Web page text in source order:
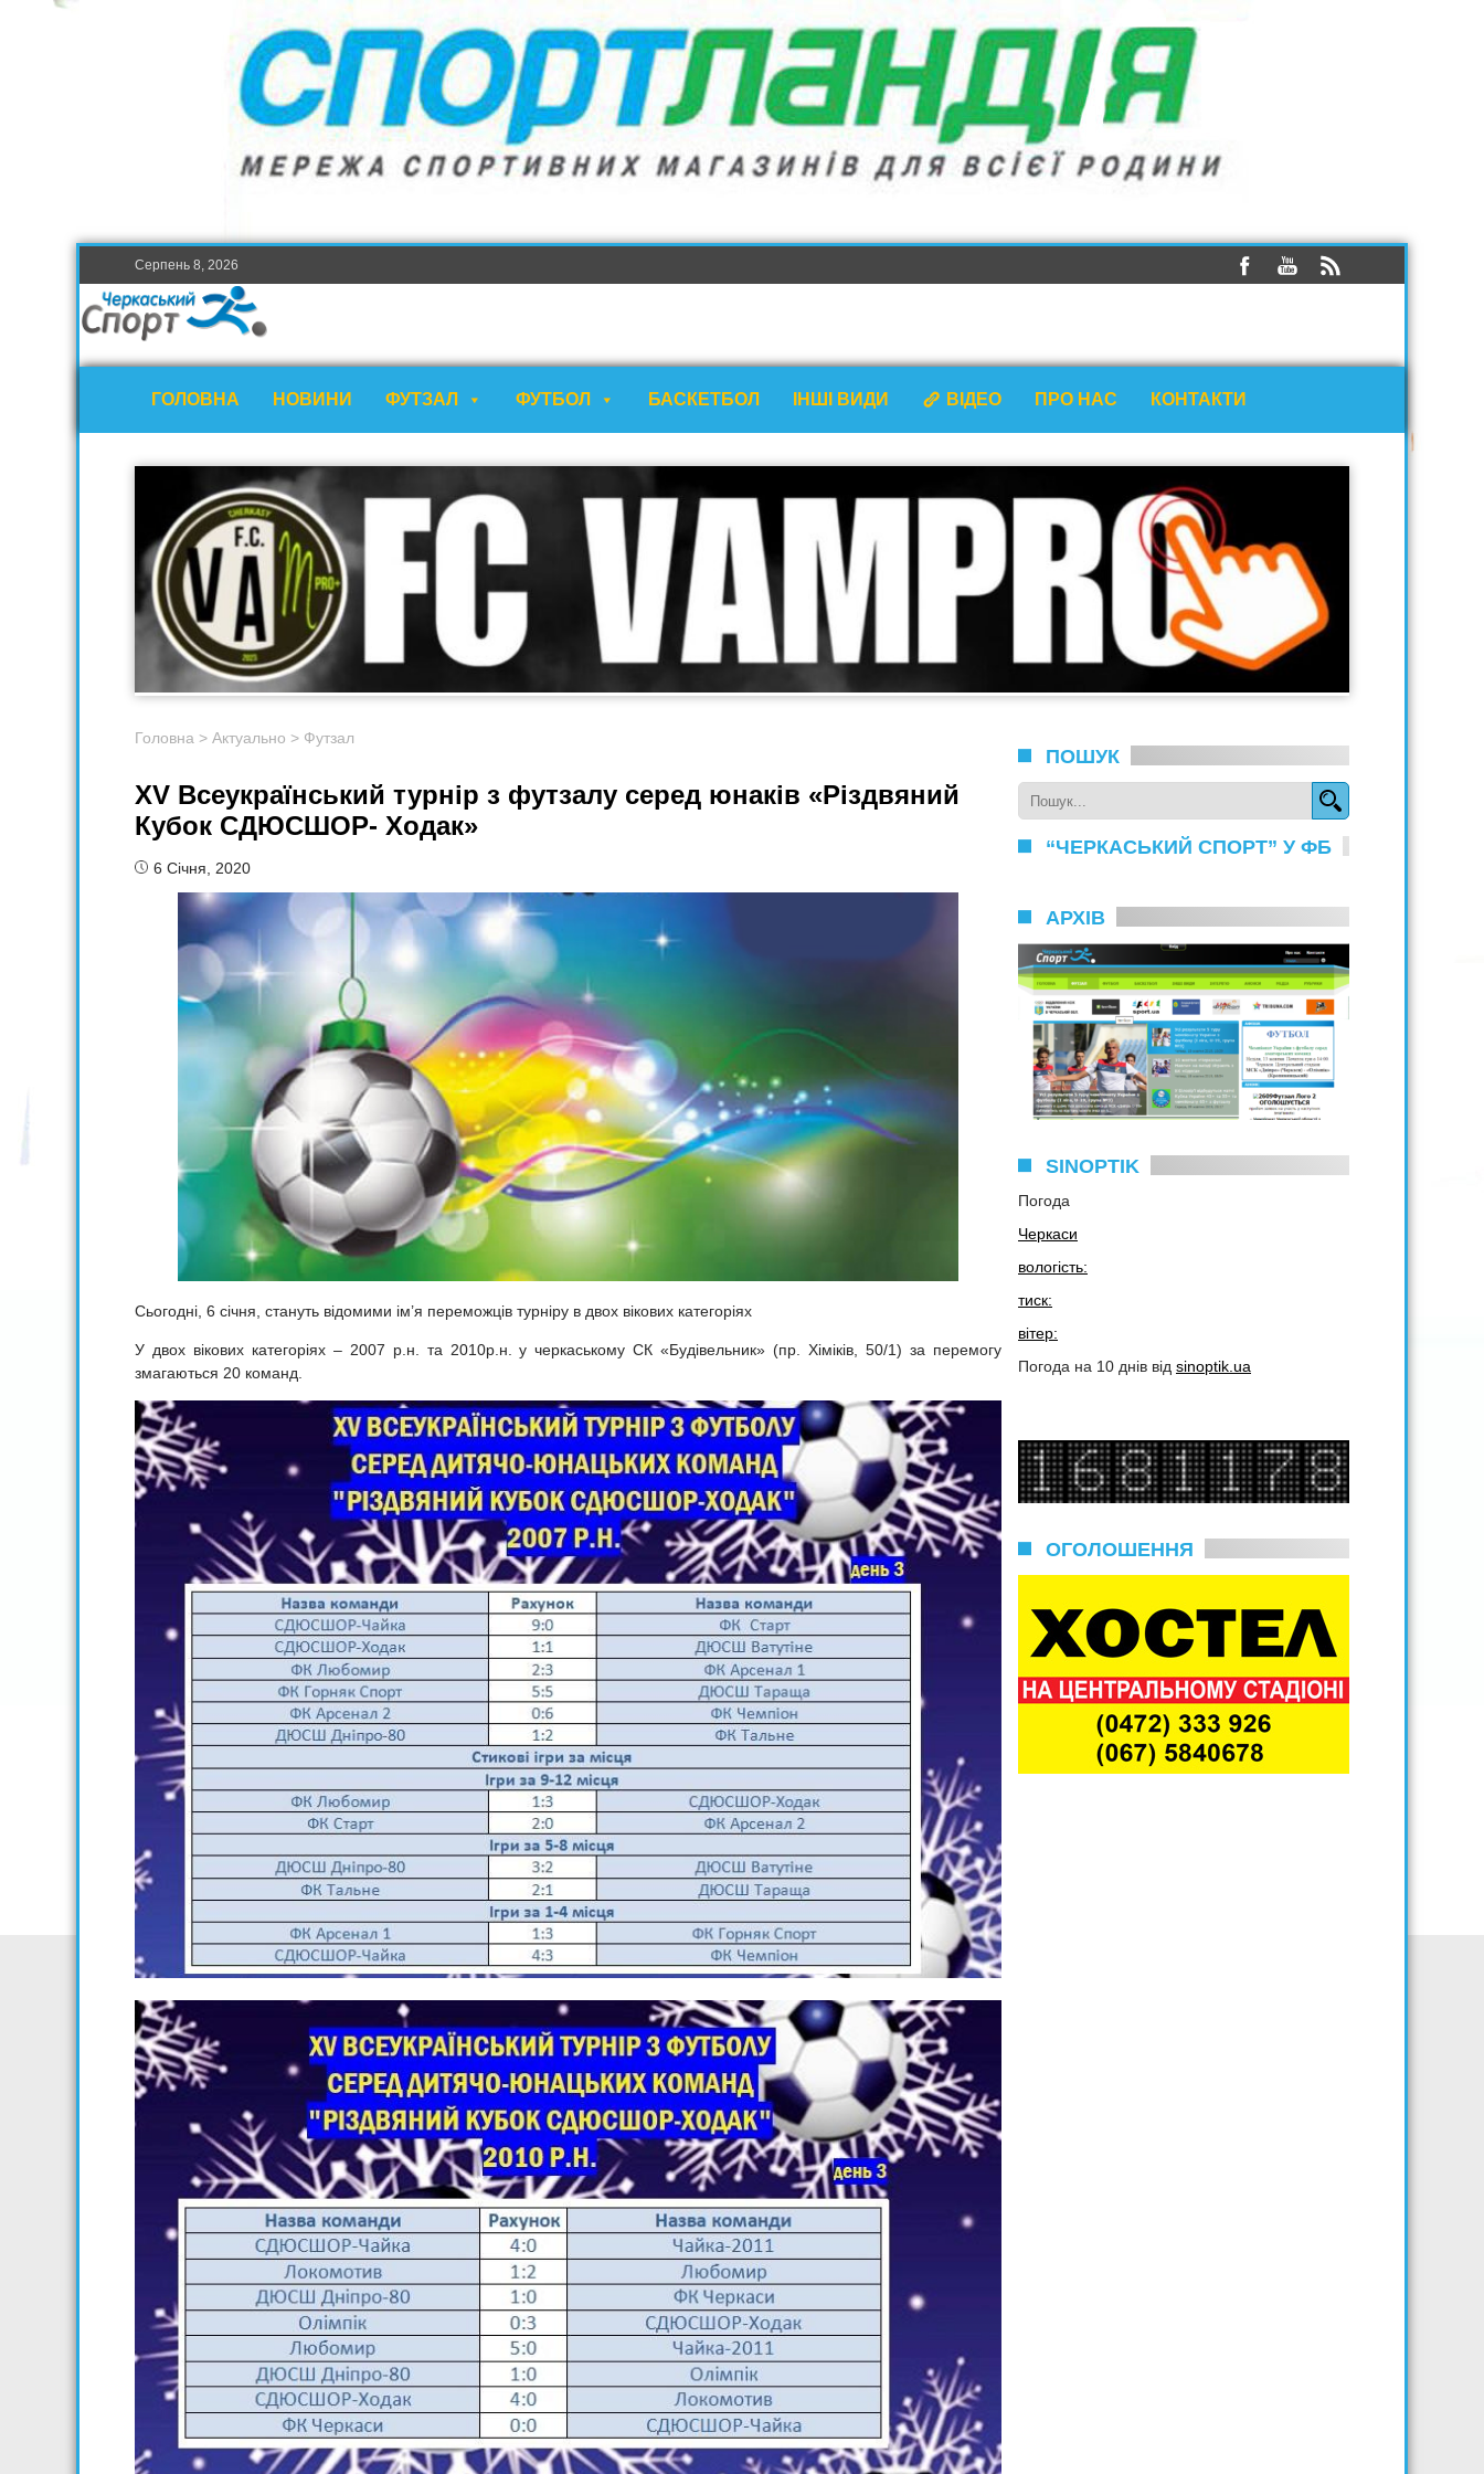
Серпень 8, 2026
ГОЛОВНА НОВИНИ ФУТЗАЛ ФУТБОЛ БАСКЕТБОЛ ІНШІ ВИДИ ВІДЕО ПРО НАС КОНТАКТИ
Головна > Актуально > Футзал
XV Всеукраїнський турнір з футзалу серед юнаків «Різдвяний
Кубок СДЮСШОР- Ходак»
6 Січня, 2020
Cьогодні, 6 січня, стануть відомими ім’я переможців турніру в двох вікових категоріях
У двох вікових категоріях – 2007 р.н. та 2010р.н. у черкаському СК «Будівельник» (пр. Хіміків, 50/1) за перемогу
змагаються 20 команд.
ПОШУК
“ЧЕРКАСЬКИЙ СПОРТ” У ФБ
АРХІВ
SINOPTIK
Погода
Черкаси
вологість:
тиск:
вітер:
Погода на 10 днів від sinoptik.ua
ОГОЛОШЕННЯ